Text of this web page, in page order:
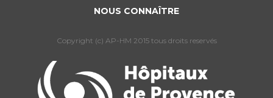
NOUS CONNAÎTRE
Copyright (c) AP-HM 2015 tous droits reservés